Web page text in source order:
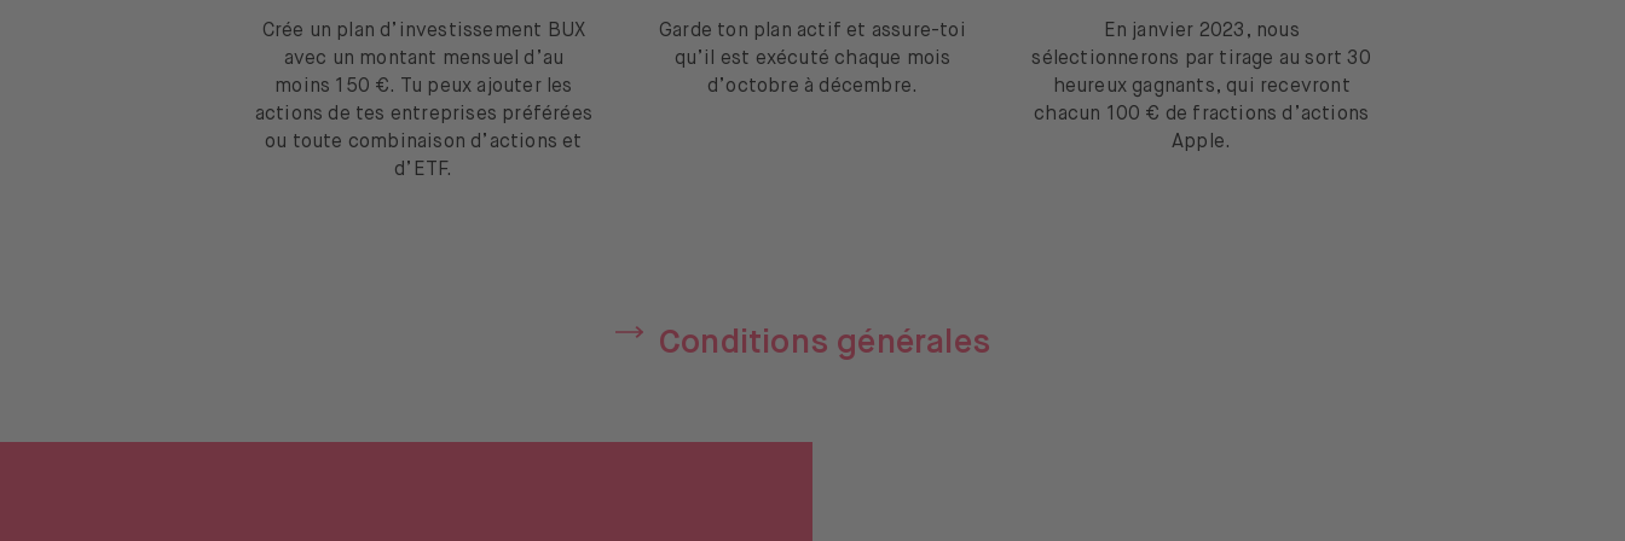
Crée un plan d’investissement BUX
avec un montant mensuel d’au
moins 150 €. Tu peux ajouter les
actions de tes entreprises préférées
ou toute combinaison d’actions et
d’ETF.
Garde ton plan actif et assure-toi
qu’il est exécuté chaque mois
d’octobre à décembre.
En janvier 2023, nous
sélectionnerons par tirage au sort 30
heureux gagnants, qui recevront
chacun 100 € de fractions d’actions
Apple.
Conditions générales